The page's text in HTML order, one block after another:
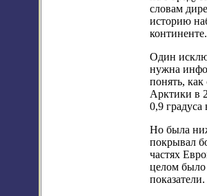
словам
историю
континенте.
Один
нужна
понять, как
Арктики в
0,9
Но была
покрывал
частях
целом было
показатели.